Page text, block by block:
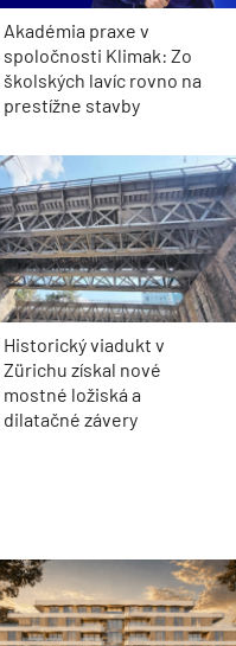
Akadémia praxe v
spoločnosti Klimak: Zo
školských lavíc rovno na
prestížne stavby
Historický viadukt v
Zürichu získal nové
mostné ložiská a
dilatačné závery